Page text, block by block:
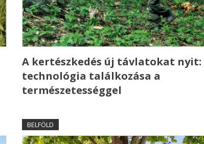
A kertészkedés új távlatokat nyit:
technológia találkozása a
természetességgel
BELFÖLD